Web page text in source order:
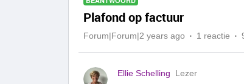
Plafond op factuur
Forum|Forum|2 years ago 1 reactie
Ellie Schelling Lezer